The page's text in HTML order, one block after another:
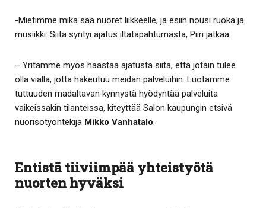
-Mietimme mikä saa nuoret liikkeelle, ja esiin nousi ruoka ja
musiikki. Siitä syntyi ajatus iltatapahtumasta, Piiri jatkaa.
– Yritämme myös haastaa ajatusta siitä, että jotain tulee
olla vialla, jotta hakeutuu meidän palveluihin. Luotamme
tuttuuden madaltavan kynnystä hyödyntää palveluita
vaikeissakin tilanteissa, kiteyttää Salon kaupungin etsivä
nuorisotyöntekijä Mikko Vanhatalo
Entistä tiiviimpää yhteistyötä
nuorten hyväksi